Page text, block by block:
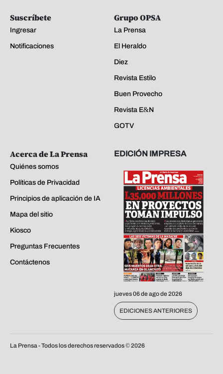
Suscríbete
Ingresar
Notificaciones
Grupo OPSA
La Prensa
El Heraldo
Diez
Revista Estilo
Buen Provecho
Revista E&N
GOTV
Acerca de La Prensa
Quiénes somos
Políticas de Privacidad
Principios de aplicación de IA
Mapa del sitio
Kiosco
Preguntas Frecuentes
Contáctenos
EDICIÓN IMPRESA
jueves 06 de ago de 2026
EDICIONES ANTERIORES
La Prensa - Todos los derechos reservados ©2026